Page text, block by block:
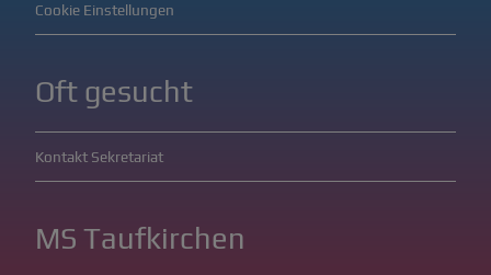
Cookie Einstellungen
Oft gesucht
Kontakt Sekretariat
MS Taufkirchen